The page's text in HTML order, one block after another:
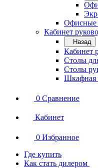
Офисные
Кабинет
Назад
Кабинет
Столы
Столы
Шкафная
0 Сравнение
Кабинет
0 Избранное
Где купить
Как стать дилером